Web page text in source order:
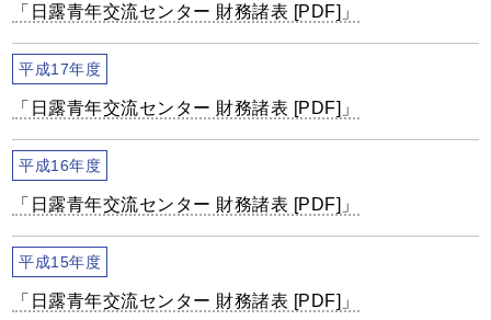
「日露青年交流センター 財務諸表 [PDF]」
平成17年度
「日露青年交流センター 財務諸表 [PDF]」
平成16年度
「日露青年交流センター 財務諸表 [PDF]」
平成15年度
「日露青年交流センター 財務諸表 [PDF]」